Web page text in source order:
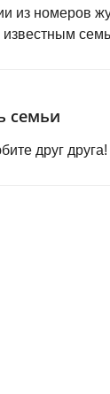
из номеров
семьи
друг друга!